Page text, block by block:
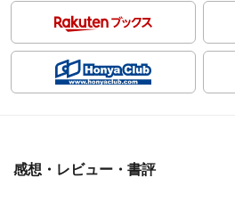
感想・レビュー・書評